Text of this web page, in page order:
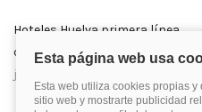
Hoteles Huelva primera línea
de playa
julio 1, 2026